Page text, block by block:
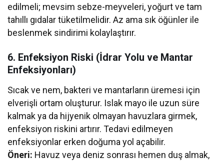
edilmeli; mevsim sebze-meyveleri, yoğurt ve tam
tahıllı gıdalar tüketilmelidir. Az ama sık öğünler ile
beslenmek sindirimi kolaylaştırır.
6. Enfeksiyon Riski (İdrar Yolu ve Mantar
Enfeksiyonları)
Sıcak ve nem, bakteri ve mantarların üremesi için
elverişli ortam oluşturur. Islak mayo ile uzun süre
kalmak ya da hijyenik olmayan havuzlara girmek,
enfeksiyon riskini artırır. Tedavi edilmeyen
enfeksiyonlar erken doğuma yol açabilir.
Öneri: Havuz veya deniz sonrası hemen duş almak,